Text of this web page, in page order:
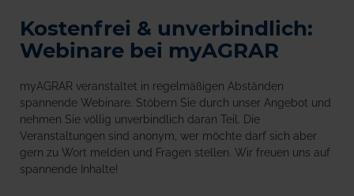
Kostenfrei & unverbindlich:
Webinare bei myAGRAR
myAGRAR veranstaltet in regelmäßigen Abständen
spannende Webinare. Stöbern Sie durch unser Angebot und
nehmen Sie völlig unverbindlich daran Teil. Die
Veranstaltungen sind anonym, wer möchte darf sich aber
gern zu Wort melden und Fragen stellen. Wir freuen uns auf
spannende Inhalte!